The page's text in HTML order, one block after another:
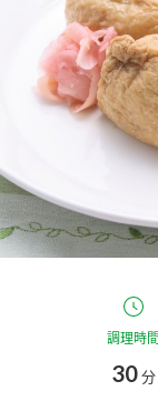
お酢ドリ
みりん風
つゆ
スープ
キャンペーン情報
ブランド・スペ
ブランド・ス
商品ブランドサ
くらしプラ酢
お酢ドリンク
企業情報
国内事業概要
企
ミツカンを知る
環
調理時間
30分